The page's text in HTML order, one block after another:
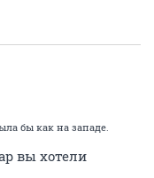
бы как на западе.
вы хотели